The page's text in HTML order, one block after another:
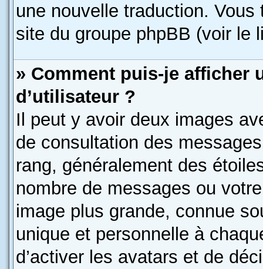
une nouvelle traduction.
site du groupe phpBB (voir le
» Comment puis-je afficher
d’utilisateur ?
Il peut y avoir deux images
de consultation des
rang, généralement des
nombre de messages ou
image plus grande, connue
unique et personnelle à
d’activer les avatars et de